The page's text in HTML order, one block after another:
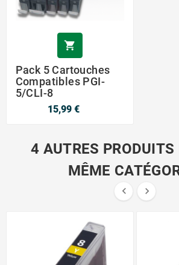

Pack 5 Cartouches
Compatibles PGI-
5/CLI-8
15,99 €
4 AUTRES
MÊME
 